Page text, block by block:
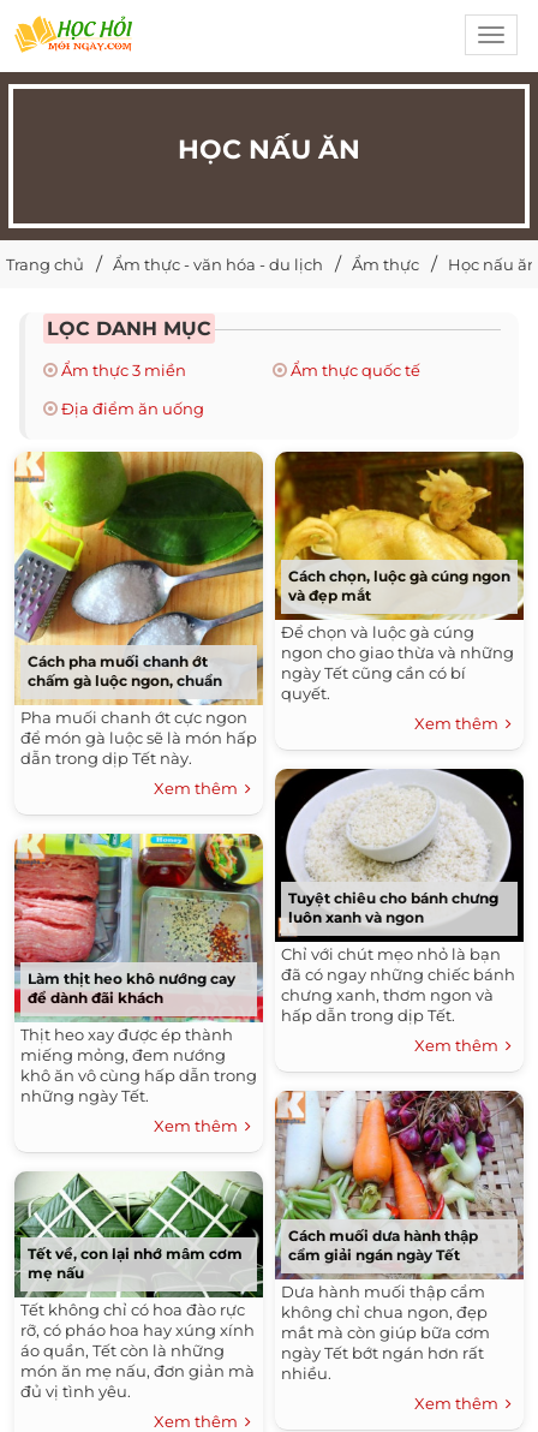
HỌC NẤU ĂN
Trang chủ Ẩm thực - văn hóa - du lịch Ẩm thực Học nấu ăn
LỌC DANH MỤC
Ẩm thực 3 miền
Ẩm thực quốc tế
Địa điểm ăn uống
Cách pha muối chanh ớt
chấm gà luộc ngon, chuẩn
Pha muối chanh ớt cực ngon
để món gà luộc sẽ là món hấp
dẫn trong dịp Tết này.
Xem thêm
Làm thịt heo khô nướng cay
để dành đãi khách
Thịt heo xay được ép thành
miếng mỏng, đem nướng
khô ăn vô cùng hấp dẫn trong
những ngày Tết.
Xem thêm
Tết về, con lại nhớ mâm cơm
mẹ nấu
Tết không chỉ có hoa đào rực
rỡ, có pháo hoa hay xúng xính
áo quần, Tết còn là những
món ăn mẹ nấu, đơn giản mà
đủ vị tình yêu.
Xem thêm
Cách chọn, luộc gà cúng ngon
và đẹp mắt
Để chọn và luộc gà cúng
ngon cho giao thừa và những
ngày Tết cũng cần có bí
quyết.
Xem thêm
Tuyệt chiêu cho bánh chưng
luôn xanh và ngon
Chỉ với chút mẹo nhỏ là bạn
đã có ngay những chiếc bánh
chưng xanh, thơm ngon và
hấp dẫn trong dịp Tết.
Xem thêm
Cách muối dưa hành thập
cẩm giải ngán ngày Tết
Dưa hành muối thập cẩm
không chỉ chua ngon, đẹp
mắt mà còn giúp bữa cơm
ngày Tết bớt ngán hơn rất
nhiều.
Xem thêm